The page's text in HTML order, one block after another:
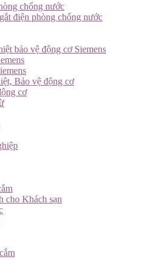
chống nước
điện phòng chống nước
bảo vệ động cơ Siemens
Bảo vệ động cơ
cơ
cho Khách sạn